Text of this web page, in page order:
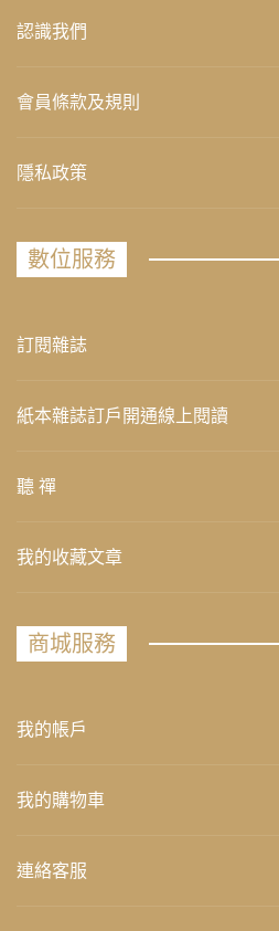
認識我們
會員條款及規則
隱私政策
數位服務
訂閱雜誌
紙本雜誌訂戶開通線上閱讀
聽 禪
我的收藏文章
商城服務
我的帳戶
我的購物車
連絡客服